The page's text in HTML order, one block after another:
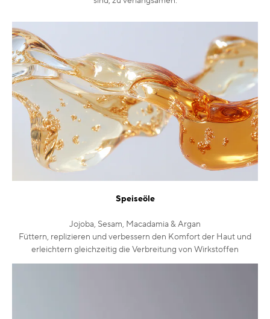
Speiseöle
Jojoba, Sesam, Macadamia & Argan
Füttern, replizieren und verbessern den Komfort der Haut und
erleichtern gleichzeitig die Verbreitung von Wirkstoffen